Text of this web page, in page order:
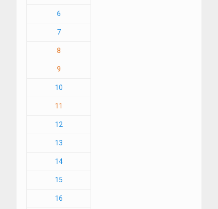
6
7
8
9
10
11
12
13
14
15
16